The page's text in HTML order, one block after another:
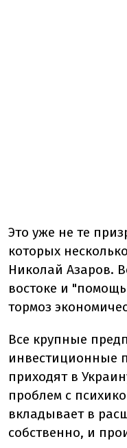
Это уже не те
которых
Николай Азаров.
востоке и
тормоз
Все крупные
инвестиционные
приходят в
проблем с
вкладывает в
собственно, и